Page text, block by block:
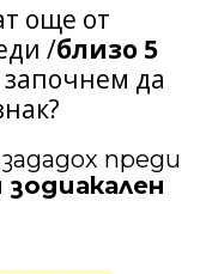
още от
/близо 5
започнем да
преди